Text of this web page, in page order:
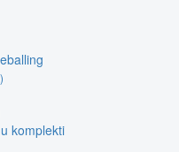
komplekti